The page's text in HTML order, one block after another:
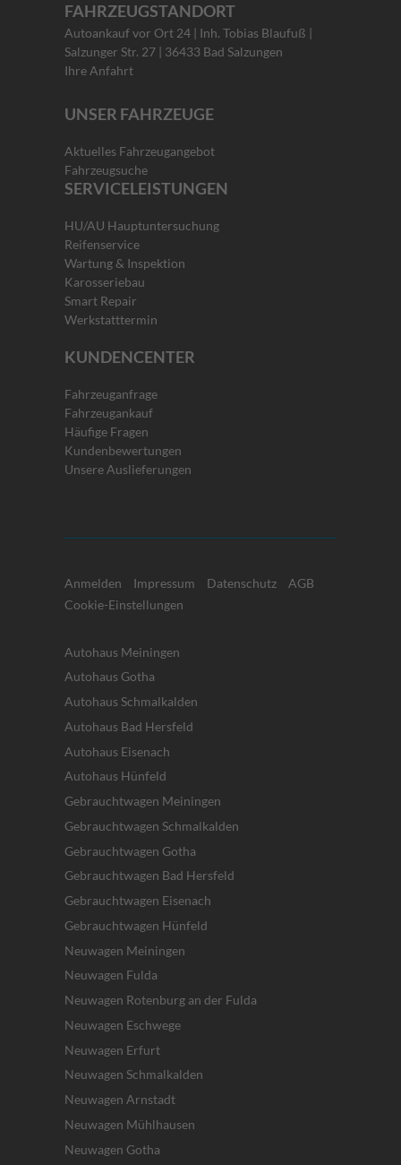
FAHRZEUGSTANDORT
Autoankauf vor Ort 24 | Inh. Tobias Blaufuß |
Salzunger Str. 27 | 36433 Bad Salzungen
Ihre Anfahrt
UNSER FAHRZEUGE
Aktuelles Fahrzeugangebot
Fahrzeugsuche
SERVICELEISTUNGEN
HU/AU Hauptuntersuchung
Reifenservice
Wartung & Inspektion
Karosseriebau
Smart Repair
Werkstatttermin
KUNDENCENTER
Fahrzeuganfrage
Fahrzeugankauf
Häufige Fragen
Kundenbewertungen
Unsere Auslieferungen
Anmelden Impressum Datenschutz
AGB
Cookie-Einstellungen
Autohaus Meiningen
Autohaus Gotha
Autohaus Schmalkalden
Autohaus Bad Hersfeld
Autohaus Eisenach
Autohaus Hünfeld
Gebrauchtwagen Meiningen
Gebrauchtwagen Schmalkalden
Gebrauchtwagen Gotha
Gebrauchtwagen Bad Hersfeld
Gebrauchtwagen Eisenach
Gebrauchtwagen Hünfeld
Neuwagen Meiningen
Neuwagen Fulda
Neuwagen Rotenburg an der Fulda
Neuwagen Eschwege
Neuwagen Erfurt
Neuwagen Schmalkalden
Neuwagen Arnstadt
Neuwagen Mühlhausen
Neuwagen Gotha